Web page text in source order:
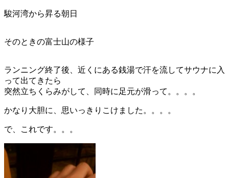
駿河湾から昇る朝日
そのときの富士山の様子
ランニング終了後、近くにある銭湯で汗を流してサウナに入
って出てきたら
突然立ちくらみがして、同時に足元が滑って。。。。
かなり大胆に、思いっきりこけました。。。。
で、これです。。。